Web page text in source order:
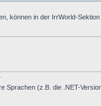
können in der IrrWorld-
Sprachen (z.B. die .NET-